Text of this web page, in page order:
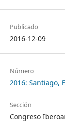
Publicado
2016-12-09
Número
2016: Santiago,
Sección
Congreso